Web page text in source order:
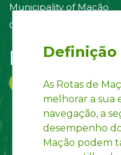
Municipality of Mação
Contact us
Follow us
As Rotas de
melhorar a sua
navegação, a
desempenho
Mação podem